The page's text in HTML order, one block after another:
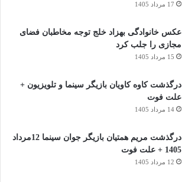
17 مرداد 1405
عکس خانوادگی بهزاد خلج توجه مخاطبان فضای
مجازی را جلب کرد
15 مرداد 1405
درگذشت کاوه کاویان بازیگر سینما و تلویزیون +
علت فوت
14 مرداد 1405
درگذشت مریم همتیان بازیگر جوان سینما 12مرداد
1405 + علت فوت
12 مرداد 1405